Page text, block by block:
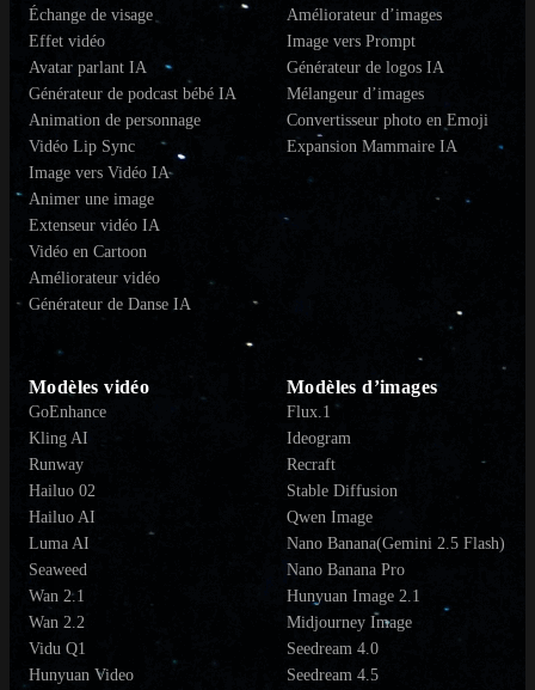
Échange de visage
Effet vidéo
Avatar parlant IA
Générateur de podcast bébé IA
Animation de personnage
Vidéo Lip Sync
Image vers Vidéo IA
Animer une image
Extenseur vidéo IA
Vidéo en Cartoon
Améliorateur vidéo
Générateur de Danse IA
Améliorateur d’images
Image vers Prompt
Générateur de logos IA
Mélangeur d’images
Convertisseur photo en Emoji
Expansion Mammaire IA
Modèles vidéo
GoEnhance
Kling AI
Runway
Hailuo 02
Hailuo AI
Luma AI
Seaweed
Wan 2.1
Wan 2.2
Vidu Q1
Hunyuan Video
Modèles d’images
Flux.1
Ideogram
Recraft
Stable Diffusion
Qwen Image
Nano Banana(Gemini 2.5 Flash)
Nano Banana Pro
Hunyuan Image 2.1
Midjourney Image
Seedream 4.0
Seedream 4.5